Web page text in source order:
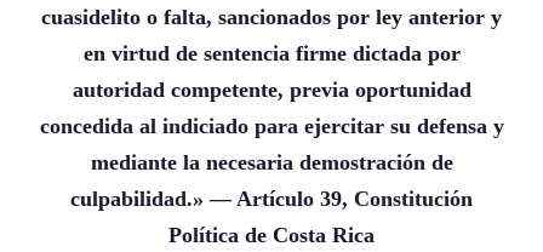
cuasidelito o falta, sancionados por ley anterior y
en virtud de sentencia firme dictada por
autoridad competente, previa oportunidad
concedida al indiciado para ejercitar su defensa y
mediante la necesaria demostración de
culpabilidad.» — Artículo 39, Constitución
Política de Costa Rica